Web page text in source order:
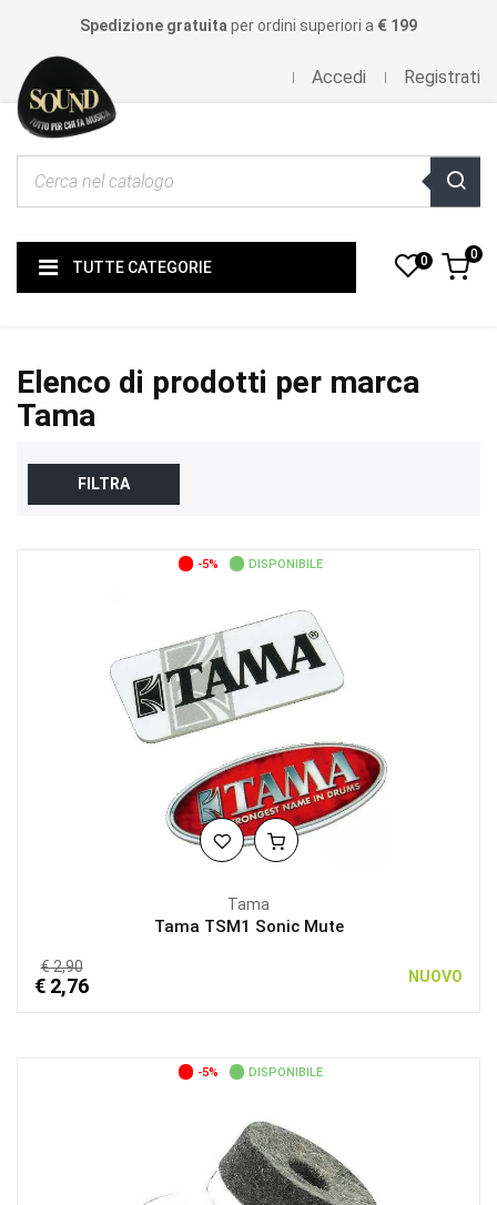
Spedizione gratuita per ordini superiori a € 199
Accedi Registrati
TUTTE CATEGORIE 0 0
Elenco di prodotti per marca
Tama
FILTRA
-5% DISPONIBILE
Tama
Tama TSM1 Sonic Mute
€ 2,90
€ 2,76 NUOVO
-5% DISPONIBILE